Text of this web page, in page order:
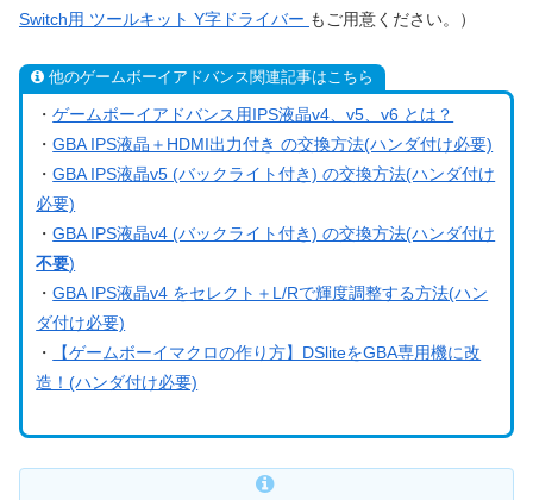
Switch用 ツールキット Y字ドライバー もご用意ください。）
他のゲームボーイアドバンス関連記事はこちら
・ゲームボーイアドバンス用IPS液晶v4、v5、v6 とは？
・GBA IPS液晶＋HDMI出力付き の交換方法(ハンダ付け必要)
・GBA IPS液晶v5 (バックライト付き) の交換方法(ハンダ付け
必要)
・GBA IPS液晶v4 (バックライト付き) の交換方法(ハンダ付け
不要)
・GBA IPS液晶v4 をセレクト＋L/Rで輝度調整する方法(ハン
ダ付け必要)
・
【ゲームボーイマクロの作り方】DSliteをGBA専用機に改
造！(ハンダ付け必要)